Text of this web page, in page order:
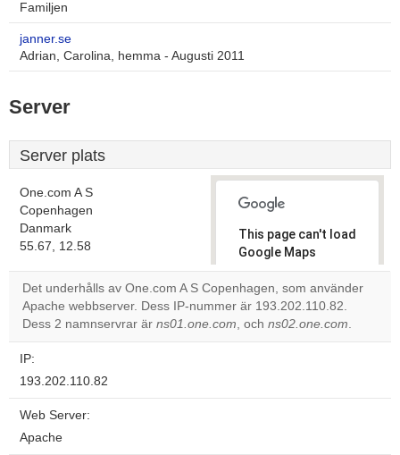
Familjen
janner.se
Adrian, Carolina, hemma - Augusti 2011
Server
Server plats
One.com A S
Copenhagen
Danmark
55.67, 12.58
This page can't load
Google Maps
correctly.
Do you
own this
OK
Det underhålls av One.com A S Copenhagen, som använder
Apache webbserver. Dess IP-nummer är 193.202.110.82.
Dess 2 namnservrar är ns01.one.com, och ns02.one.com.
IP:
193.202.110.82
Web Server:
Apache